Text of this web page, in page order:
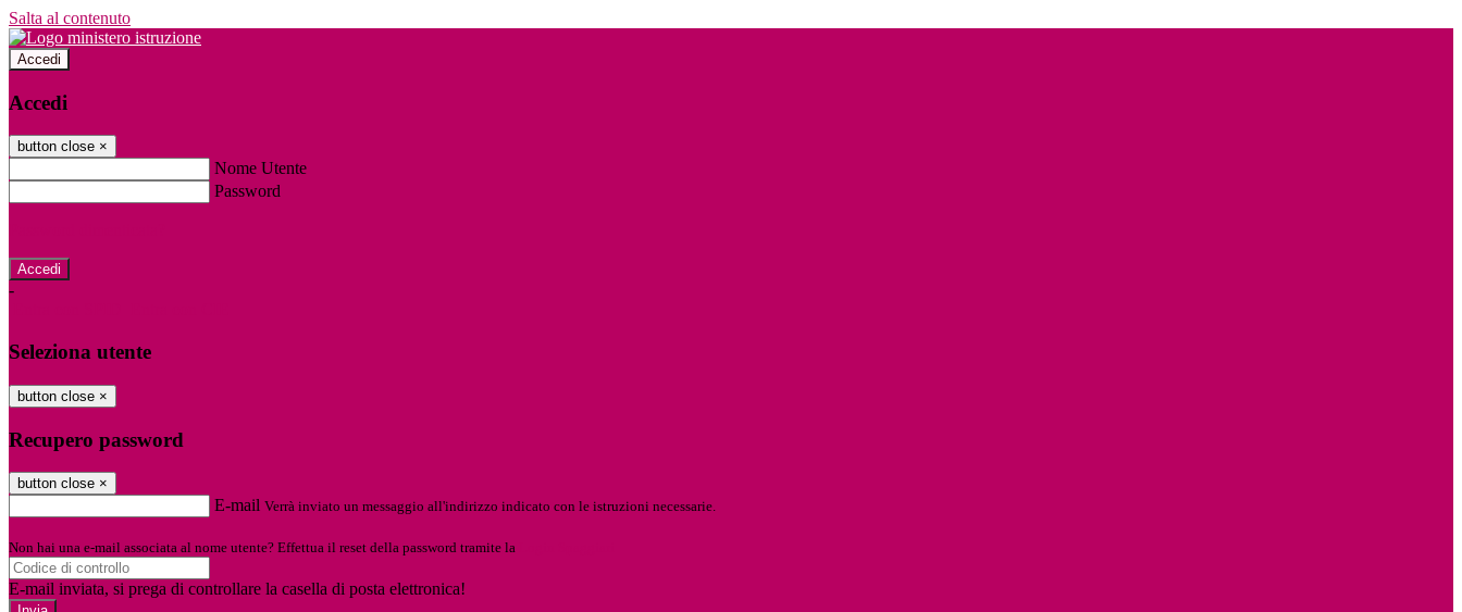
Salta al contenuto
Accedi
Accedi
button close ×
Nome Utente
Password
-
Seleziona utente
button close ×
Recupero password
button close ×
E-mail Verrà inviato un messaggio all'indirizzo indicato con le istruzioni necessarie.
Non hai una e-mail associata al nome utente? Effettua il reset della password tramite la
E-mail inviata, si prega di controllare la casella di posta elettronica!